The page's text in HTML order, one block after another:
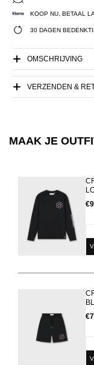
KOOP NU, BETAAL
30 DAGEN
OMSCHRIJVING
VERZENDEN &
MAAK JE